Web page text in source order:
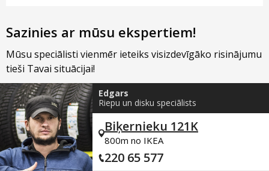
Sazinies ar mūsu ekspertiem!
Mūsu speciālisti vienmēr ieteiks visizdevīgāko risinājumu
tieši Tavai situācijai!
Edgars
Riepu un disku speciālists
Biķernieku 121K
800m no IKEA
220 65 577